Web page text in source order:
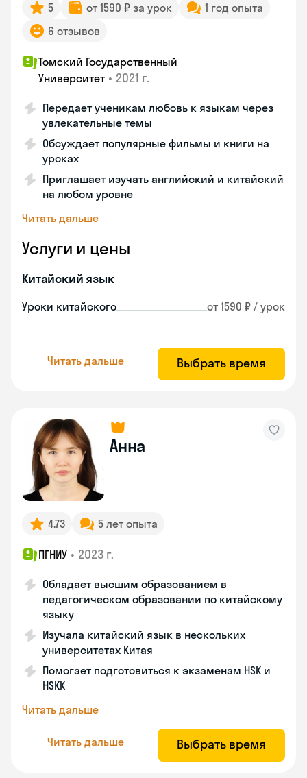
5 от 1590 ₽ за урок
1 год опыта
6 отзывов
Томский Государственный
Университет • 2021 г.
Передает ученикам любовь к языкам через
увлекательные темы
Обсуждает популярные фильмы и книги на
уроках
Приглашает изучать английский и китайский
на любом уровне
Читать дальше
Услуги и цены
Китайский язык
Уроки китайского от 1590 ₽ / урок
Читать дальше Выбрать время
Анна
4.73 5 лет опыта
ПГНИУ • 2023 г.
Обладает высшим образованием в
педагогическом образовании по китайскому
языку
Изучала китайский язык в нескольких
университетах Китая
Помогает подготовиться к экзаменам HSK и
HSKK
Читать дальше
Читать дальше Выбрать время